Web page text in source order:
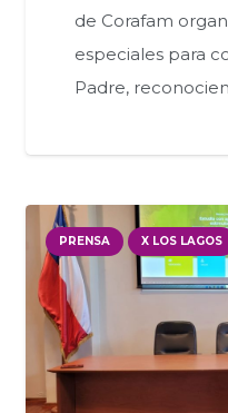
de Corafam
especiales para
Padre,
PRENSA X LOS LAGOS